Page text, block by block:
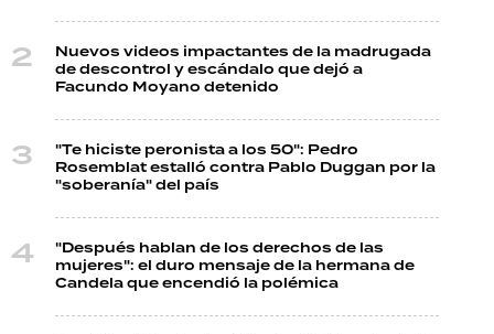
Nuevos videos impactantes de la madrugada
de descontrol y escándalo que dejó a
Facundo Moyano detenido
"Te hiciste peronista a los 50": Pedro
Rosemblat estalló contra Pablo Duggan por la
"soberanía" del país
"Después hablan de los derechos de las
mujeres": el duro mensaje de la hermana de
Candela que encendió la polémica